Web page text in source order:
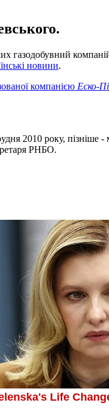
газодобувний
новини.
компанією Еско-
2010 року, пізніше -
РНБО.